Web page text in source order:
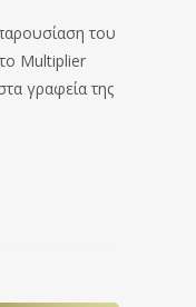
του
Multiplier
γραφεία της